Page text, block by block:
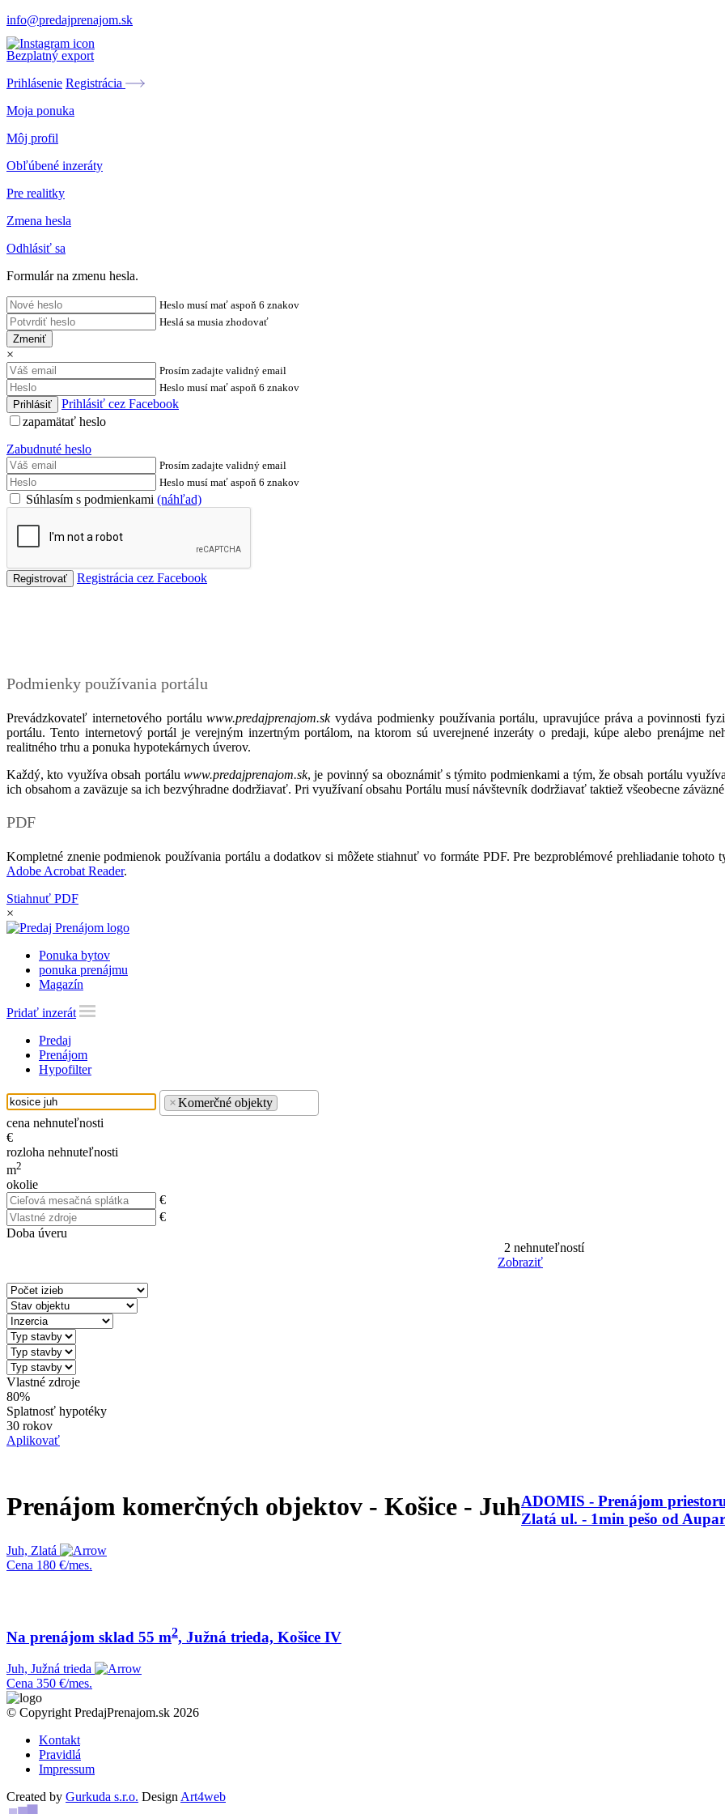
info@predajprenajom.sk
Bezplatný export
Prihlásenie Registrácia
Moja ponuka
Môj profil
Obľúbené inzeráty
Pre realitky
Zmena hesla
Odhlásiť sa
Formulár na zmenu hesla.
Heslo musí mať aspoň 6 znakov
Heslá sa musia zhodovať
Zmeniť
×
Prosím zadajte validný email
Heslo musí mať aspoň 6 znakov
Prihlásiť cez Facebook
zapamätať heslo
Zabudnuté heslo
Prosím zadajte validný email
Heslo musí mať aspoň 6 znakov
Súhlasím s podmienkami (náhľad)
Registrácia cez Facebook
Podmienky používania portálu
Prevádzkovateľ internetového portáluwww.predajprenajom.skvydáva podmienky používania portálu, upravujúce práva a povinnosti
portálu. Tento internetový portál je verejným inzertným portálom, na ktorom sú uverejnené inzeráty o predaji, kúpe alebo prenájme
realitného trhu a ponuka hypotekárnych úverov.
Každý, kto využíva obsah portálu www.predajprenajom.sk, je povinný sa oboznámiť s týmito podmienkami a tým, že obsah portálu
ich obsahom a zaväzuje sa ich bezvýhradne dodržiavať. Pri využívaní obsahu Portálu musí návštevník dodržiavať taktiež všeobecne
PDF
Kompletné znenie podmienok používania portálu a dodatkov si môžete stiahnuť vo formáte PDF. Pre bezproblémové prehliadanie
Adobe Acrobat Reader.
Stiahnuť PDF
×
Ponuka bytov
ponuka prenájmu
Magazín
Pridať inzerát
Predaj
Prenájom
Hypofilter
×Komerčné objekty
cena nehnuteľnosti
€
rozloha nehnuteľnosti
m2
okolie
€
€
Doba úveru
2 nehnuteľností
Zobraziť
Vlastné zdroje
80%
Splatnosť hypotéky
30 rokov
Aplikovať
Prenájom komerčných objektov - Košice - JuhADOMIS - Prenájom
Zlatá ul. - 1min pešo od
Juh, Zlatá
Cena 180 €/mes.
Na prenájom sklad 55 m2, Južná trieda, Košice IV
Juh, Južná trieda
Cena 350 €/mes.
© Copyright PredajPrenajom.sk 2026
Kontakt
Pravidlá
Impressum
Created by Gurkuda s.r.o. Design Art4web